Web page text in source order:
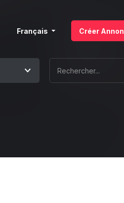
Français Créer